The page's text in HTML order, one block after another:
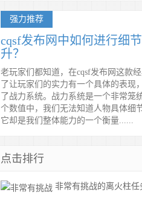
强力推荐
cqsf发布网中如何进行细
升？
老玩家们都知道，在cqsf发布网这款
了让玩家们的实力有一个具体的表现
了战力系统。战力系统是一个非常笼
个数值中，我们无法知道人物具体细
它却是我们整体能力的一个衡量......
点击排行